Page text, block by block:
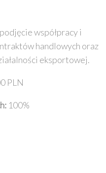
współpracy i
handlowych oraz
eksportowej.
PLN
100%